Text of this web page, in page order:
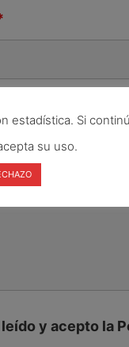
*
leído y acepto la
estadística. Si
su uso.